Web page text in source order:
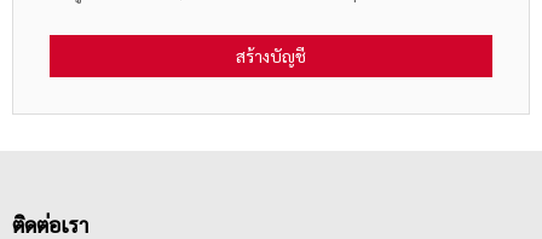
สร้างบัญชี
ติดต่อเรา